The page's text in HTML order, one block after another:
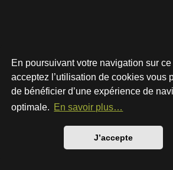
En poursuivant votre navigation sur
acceptez l’utilisation de cookies vous
de bénéficier d’une expérience de
optimale. En savoir plus…
J’accepte
Développé parphpBB® Forum Software ©
Style par
Traduction française officielle